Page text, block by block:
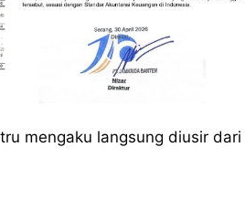
mengaku langsung diusir dari